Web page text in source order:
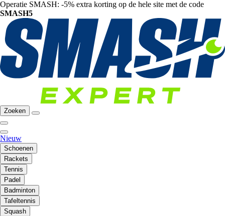
Operatie SMASH: -5% extra korting op de hele site met de code
SMASH5
Zoeken
Nieuw
Schoenen
Rackets
Tennis
Padel
Badminton
Tafeltennis
Squash